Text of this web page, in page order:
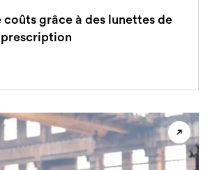
coûts grâce à des lunettes de